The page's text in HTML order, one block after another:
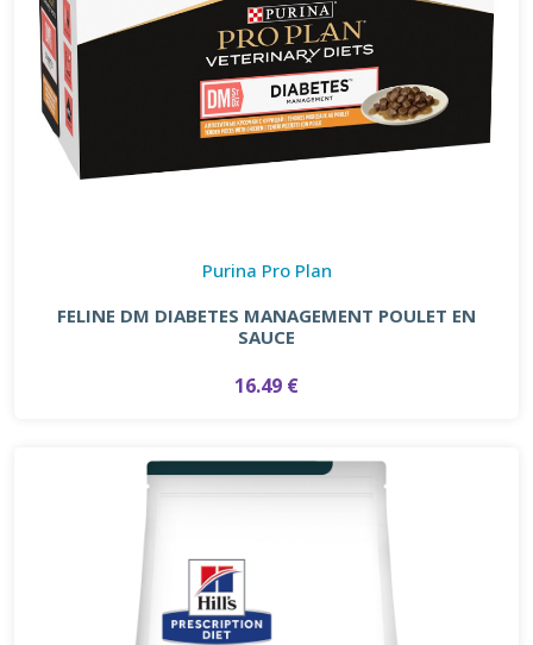
Purina Pro Plan
FELINE DM DIABETES MANAGEMENT POULET EN
SAUCE
16.49 €